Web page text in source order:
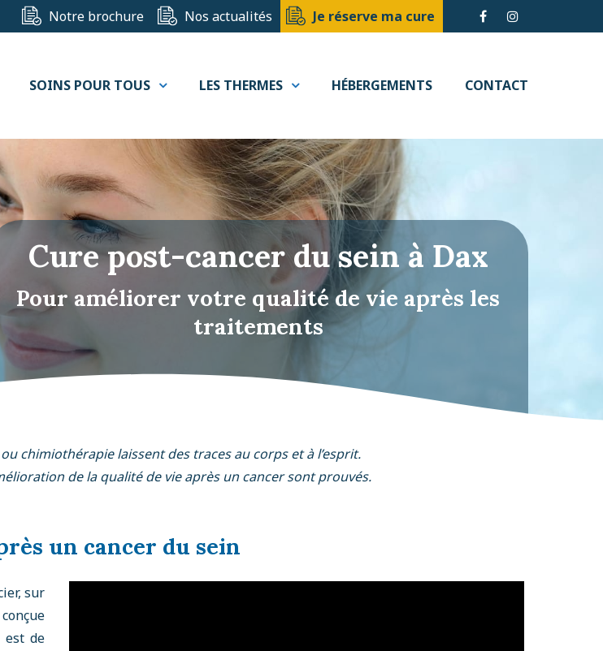
Notre brochure Nos actualités Je réserve ma cure
SOINS POUR TOUS LES THERMES HÉBERGEMENTS CONTACT
Cure post-cancer du sein à Dax
Pour améliorer votre qualité de vie après les
traitements
chimiothérapie laissent des traces au corps et à l’esprit.
de la qualité de vie après un cancer sont prouvés.
un cancer du sein
sur
est de